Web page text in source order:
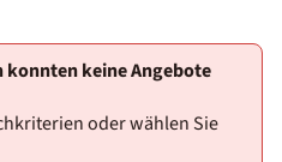
konnten keine Angebote
oder wählen Sie